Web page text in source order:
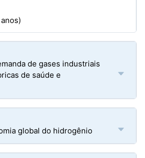
de gases industriais
de saúde e
global do hidrogênio